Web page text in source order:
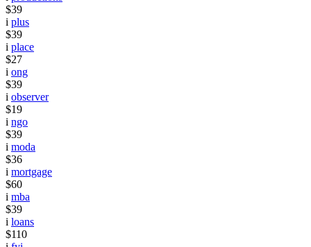
$39
i plus
$39
i place
$27
i ong
$39
i observer
$19
i ngo
$39
i moda
$36
i mortgage
$60
i mba
$39
i loans
$110